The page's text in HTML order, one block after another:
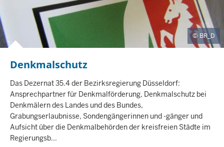
BR_D
I
H
A
T
S
S
E
Denkmalschutz
Das Dezernat 35.4 der Bezirksregierung Düsseldorf:
Ansprechpartner für Denkmalförderung, Denkmalschutz bei
Denkmälern des Landes und des Bundes,
Grabungserlaubnisse, Sondengängerinnen und -gänger und
Aufsicht über die Denkmalbehörden der kreisfreien Städte im
Regierungsb...